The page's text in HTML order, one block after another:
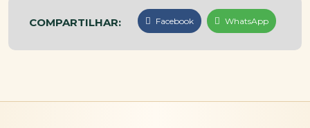
COMPARTILHAR: Facebook WhatsApp